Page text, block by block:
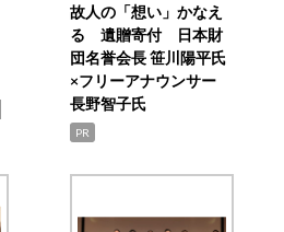
故人の「想い」かなえ
る 遺贈寄付 日本財
団名誉会長 笹川陽平氏
×フリーアナウンサー
長野智子氏
PR